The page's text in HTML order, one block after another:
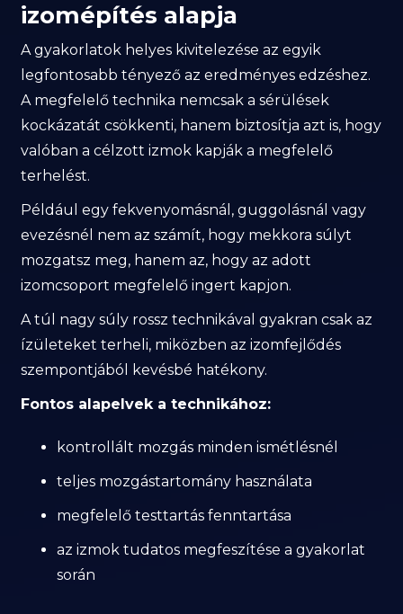
izomépítés alapja
A gyakorlatok helyes kivitelezése az egyik
legfontosabb tényező az eredményes edzéshez.
A megfelelő technika nemcsak a sérülések
kockázatát csökkenti, hanem biztosítja azt is, hogy
valóban a célzott izmok kapják a megfelelő
terhelést.
Például egy fekvenyomásnál, guggolásnál vagy
evezésnél nem az számít, hogy mekkora súlyt
mozgatsz meg, hanem az, hogy az adott
izomcsoport megfelelő ingert kapjon.
A túl nagy súly rossz technikával gyakran csak az
ízületeket terheli, miközben az izomfejlődés
szempontjából kevésbé hatékony.
Fontos alapelvek a technikához:
kontrollált mozgás minden ismétlésnél
teljes mozgástartomány használata
megfelelő testtartás fenntartása
az izmok tudatos megfeszítése a gyakorlat
során